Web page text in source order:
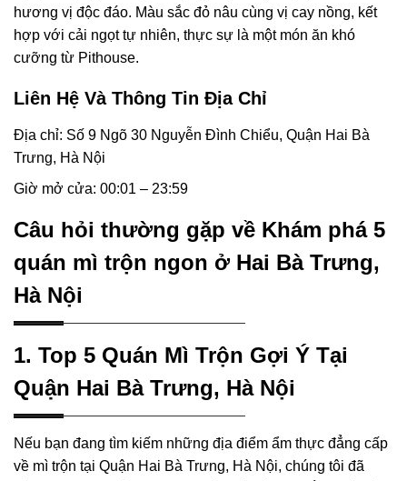
hương vị độc đáo. Màu sắc đỏ nâu cùng vị cay nồng, kết
hợp với cải ngọt tự nhiên, thực sự là một món ăn khó
cưỡng từ Pithouse.
Liên Hệ Và Thông Tin Địa Chỉ
Địa chỉ: Số 9 Ngõ 30 Nguyễn Đình Chiểu, Quận Hai Bà
Trưng, Hà Nội
Giờ mở cửa: 00:01 – 23:59
Câu hỏi thường gặp về Khám phá 5
quán mì trộn ngon ở Hai Bà Trưng,
Hà Nội
1. Top 5 Quán Mì Trộn Gợi Ý Tại
Quận Hai Bà Trưng, Hà Nội
Nếu bạn đang tìm kiếm những địa điểm ẩm thực đẳng cấp
về mì trộn tại Quận Hai Bà Trưng, Hà Nội, chúng tôi đã